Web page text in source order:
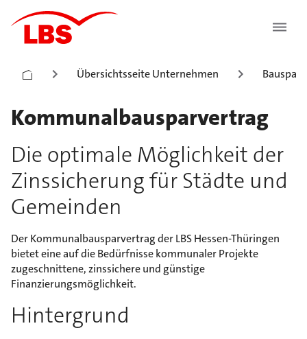
Übersichtsseite Unternehmen
Kommunalbausparvertrag
Die optimale Möglichkeit der
Zinssicherung für Städte und
Gemeinden
Der Kommunalbausparvertrag der LBS Hessen-Thüringen
bietet eine auf die Bedürfnisse kommunaler Projekte
zugeschnittene, zinssichere und günstige
Finanzierungsmöglichkeit.
Hintergrund